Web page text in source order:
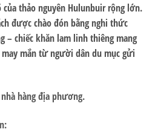
thảo nguyên Hulunbuir rộng lớn.
được chào đón bằngnghi thức
– chiếc khăn lam linh thiêng mang
mắn từ người dân du mục gửi
hàng địa phương.